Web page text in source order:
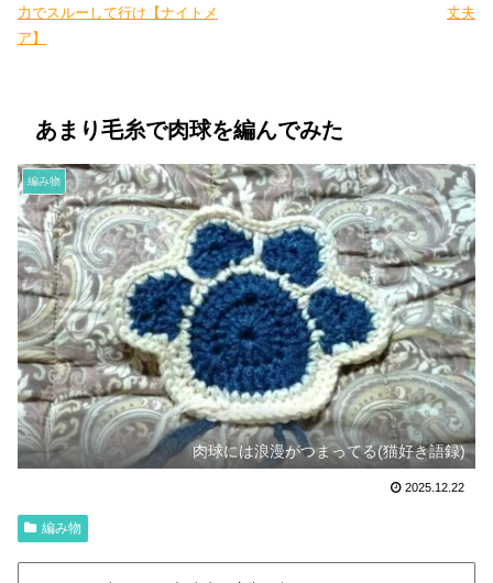
力でスルーして行け【ナイトメ
ア】
丈夫
あまり毛糸で肉球を編んでみた
編み物
肉球には浪漫がつまってる(猫好き語録)
2025.12.22
編み物